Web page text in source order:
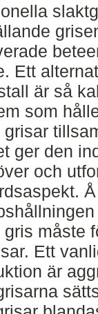
Ett
är så
som
grisar
ger den
och
gris måste
Ett
är